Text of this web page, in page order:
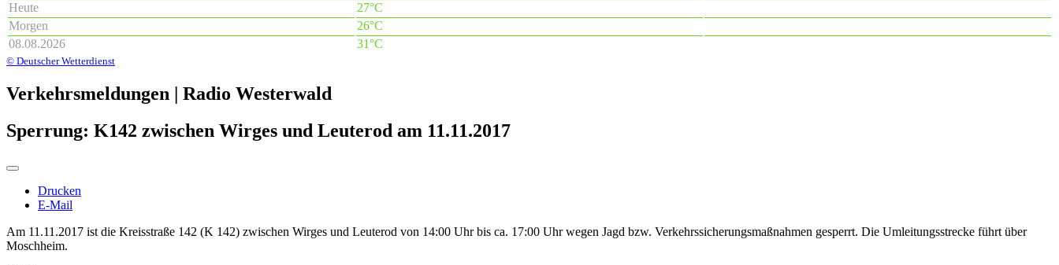
Heute
27°C
Morgen
26°C
08.08.2026
31°C
© Deutscher Wetterdienst
Verkehrsmeldungen | Radio Westerwald
Sperrung: K142 zwischen Wirges und Leuterod am 11.11.2017
Drucken
E-Mail
Am 11.11.2017 ist die Kreisstraße 142 (K 142) zwischen Wirges und Leuterod von 14:00 Uhr bis ca. 17:00 Uhr wegen Jagd bzw. Verkehrssicherungsmaßnahmen gesperrt. Die Umleitungsstrecke führt über
Moschheim.